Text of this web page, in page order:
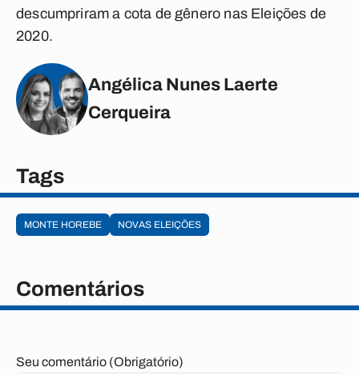
descumpriram a cota de gênero nas Eleições de
2020.
Angélica Nunes Laerte
Cerqueira
Tags
MONTE HOREBE NOVAS ELEIÇÕES
Comentários
Seu comentário (Obrigatório)